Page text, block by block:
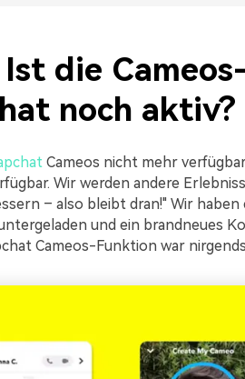
Ist die
noch aktiv?
Cameos nicht mehr
Wir werden andere
– also bleibt dran!" Wir
und ein brandneues
Cameos-Funktion war